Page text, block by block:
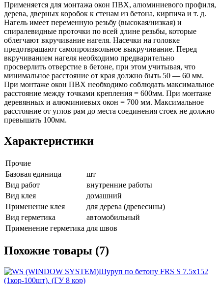
Применяется для монтажа окон ПВХ, алюминиевого профиля,
дерева, дверных коробок к стенам из бетона, кирпича и т. д.
Нагель имеет переменную резьбу (высокая/низкая) и
спиралевидные проточки по всей длине резьбы, которые
облегчают вкручивание нагеля. Насечки на головке
предотвращают самопроизвольное выкручивание. Перед
вкручиванием нагеля необходимо предварительно
просверлить отверстие в бетоне, при этом учитывая, что
минимальное расстояние от края должно быть 50 — 60 мм.
При монтаже окон ПВХ необходимо соблюдать максимальное
расстояние между точками крепления = 600мм. При монтаже
деревянных и алюминиевых окон = 700 мм. Максимальное
расстояние от углов рам до места соединения стоек не должно
превышать 100мм.
Характеристики
Прочие
Базовая единица
шт
Вид работ
внутренние работы
Вид клея
домашний
Применение клея
для дерева (древесины)
Вид герметика
автомобильный
Применение герметика для швов
Похожие товары (7)